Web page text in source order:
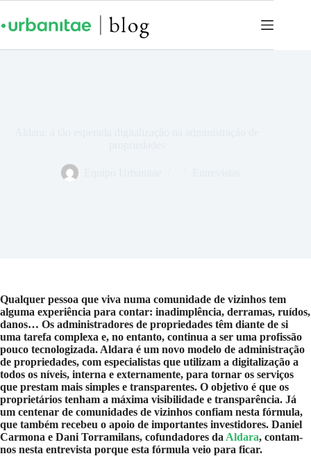
Qualquer pessoa que viva numa comunidade de vizinhos tem
alguma experiência para contar: inadimplência, derramas, ruídos,
danos… Os administradores de propriedades têm diante de si
uma tarefa complexa e, no entanto, continua a ser uma profissão
pouco tecnologizada. Aldara é um novo modelo de administração
de propriedades, com especialistas que utilizam a digitalização a
todos os níveis, interna e externamente, para tornar os serviços
que prestam mais simples e transparentes. O objetivo é que os
proprietários tenham a máxima visibilidade e transparência. Já
um centenar de comunidades de vizinhos confiam nesta fórmula,
que também recebeu o apoio de importantes investidores. Daniel
Carmona e Dani Torramilans, cofundadores da Aldara, contam-
nos nesta entrevista porque esta fórmula veio para ficar.